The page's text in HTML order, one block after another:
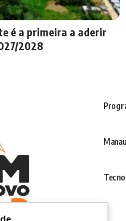
é a primeira a aderir
2028